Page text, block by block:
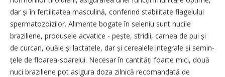
dar și în fertilitatea masculină, conferind stabilitate flagelului
spermatozoizilor. Alimente bogate în seleniu sunt nucile
braziliene, produsele acvatice - pește, stridii, carnea de pui și
de curcan, ouăle și lactatele, dar și cerealele integrale și se­min­
țele de floarea-soarelui. Necesar în cantități foarte mici, două
nuci braziliene pot asigura doza zilnică recomandată de